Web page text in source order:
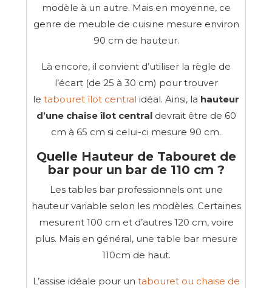
modèle à un autre. Mais en moyenne, ce
genre de meuble de cuisine mesure environ
90 cm de hauteur.
Là encore, il convient d’utiliser la règle de
l’écart (de 25 à 30 cm) pour trouver
le tabouret îlot central idéal. Ainsi, la hauteur
d’une chaise îlot centraldevrait être de 60
cm à 65 cm si celui-ci mesure 90 cm.
Quelle Hauteur de Tabouret de
bar pour un bar de 110 cm ?
Les tables bar professionnels ont une
hauteur variable selon les modèles. Certaines
mesurent 100 cm et d’autres 120 cm, voire
plus. Mais en général, une table bar mesure
110cm de haut.
L’assise idéale pour un tabouret ou chaise de